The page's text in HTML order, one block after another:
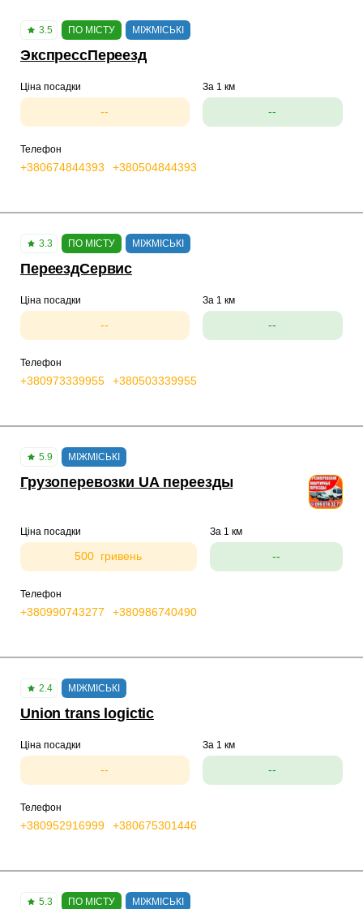
3.5 ПО МІСТУ МІЖМІСЬКІ
ЭкспрессПереезд
Ціна посадки
--
За 1 км
--
Телефон
+380674844393 +380504844393
3.3 ПО МІСТУ МІЖМІСЬКІ
ПереездСервис
Ціна посадки
--
За 1 км
--
Телефон
+380973339955 +380503339955
5.9 МІЖМІСЬКІ
Грузоперевозки UA переезды
Ціна посадки
500 гривень
За 1 км
--
Телефон
+380990743277 +380986740490
2.4 МІЖМІСЬКІ
Union trans logictic
Ціна посадки
--
За 1 км
--
Телефон
+380952916999 +380675301446
5.3 ПО МІСТУ МІЖМІСЬКІ